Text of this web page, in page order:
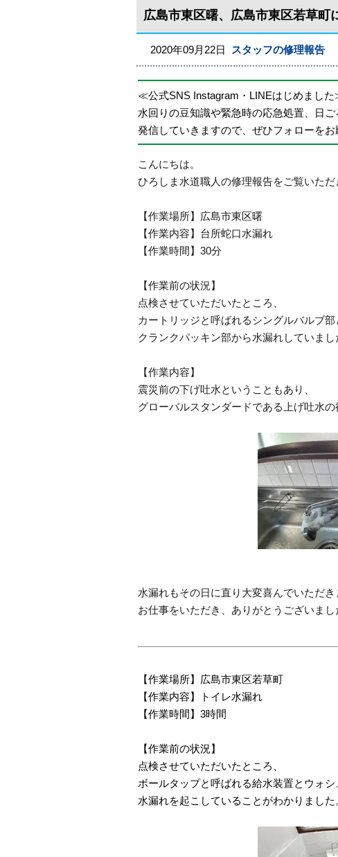
広島市東区曙、広島市東区若草町
2020年09月22日 スタッフの修理報告
≪公式SNS Instagram・LINEはじめまし
水回りの豆知識や緊急時の応急処置、日
発信していきますので、ぜひフォローをお
こんにちは。
ひろしま水道職人の修理報告をご覧いただ
【作業場所】広島市東区曙
【作業内容】台所蛇口水漏れ
【作業時間】30分
【作業前の状況】
点検させていただいたところ、
カートリッジと呼ばれるシングルバルブ部
クランクパッキン部から水漏れしていまし
【作業内容】
震災前の下げ吐水ということもあり、
グローバルスタンダードである上げ吐水
水漏れもその日に直り大変喜んでいただき
お仕事をいただき、ありがとうございまし
【作業場所】広島市東区若草町
【作業内容】トイレ水漏れ
【作業時間】3時間
【作業前の状況】
点検させていただいたところ、
ボールタップと呼ばれる給水装置とウォ
水漏れを起こしていることがわかりました